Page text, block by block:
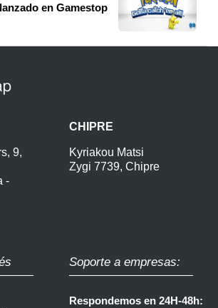
en Gamestop
9,
-
CHIPRE
Kyriakou Matsi
Zygi 7739, Chipre
Soporte a empresas:
Respondemos en 24H-48h: